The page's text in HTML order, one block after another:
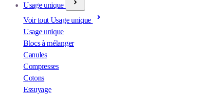
Usage unique
Voir tout Usage unique
Usage unique
Blocs à mélanger
Canules
Compresses
Cotons
Essuyage